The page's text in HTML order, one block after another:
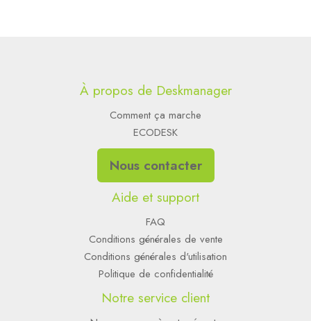
À propos de Deskmanager
Comment ça marche
ECODESK
Nous contacter
Aide et support
FAQ
Conditions générales de vente
Conditions générales d'utilisation
Politique de confidentialité
Notre service client